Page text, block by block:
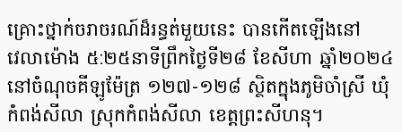
គ្រោះថ្នាក់ចរាចរណ៍ដ៏រន្ធត់មួយនេះ បានកើតឡើងនៅ
វេលាម៉ោង ៥:២៥នាទីព្រឹកថ្ងៃទី២៨ ខែសីហា ឆ្នាំ២០២៤
នៅចំណុចគីឡូម៉ែត្រ ១២៧-១២៨ ស្ថិតក្នុងភូមិចាំស្រី ឃុំ
កំពង់សីលា ស្រុកកំពង់សីលា ខេត្តព្រះសីហនុ។